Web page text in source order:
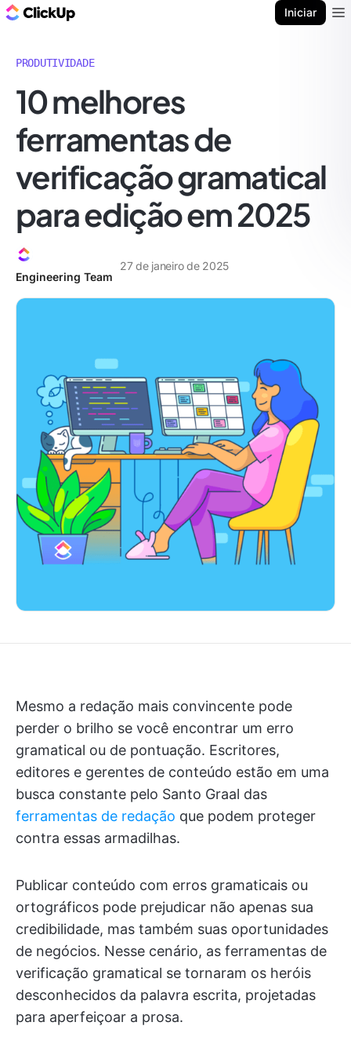
Iniciar
PRODUTIVIDADE
10 melhores
ferramentas de
verificação gramatical
para edição em 2025
Engineering Team
27 de janeiro de 2025
Mesmo a redação mais convincente pode
perder o brilho se você encontrar um erro
gramatical ou de pontuação. Escritores,
editores e gerentes de conteúdo estão em uma
busca constante pelo Santo Graal das
ferramentas de redação que podem proteger
contra essas armadilhas.
Publicar conteúdo com erros gramaticais ou
ortográficos pode prejudicar não apenas sua
credibilidade, mas também suas oportunidades
de negócios. Nesse cenário, as ferramentas de
verificação gramatical se tornaram os heróis
desconhecidos da palavra escrita, projetadas
para aperfeiçoar a prosa.